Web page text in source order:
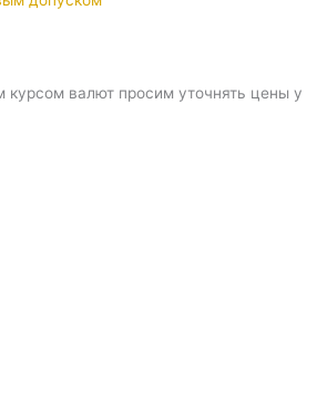
курсом валют просим уточнять цены у